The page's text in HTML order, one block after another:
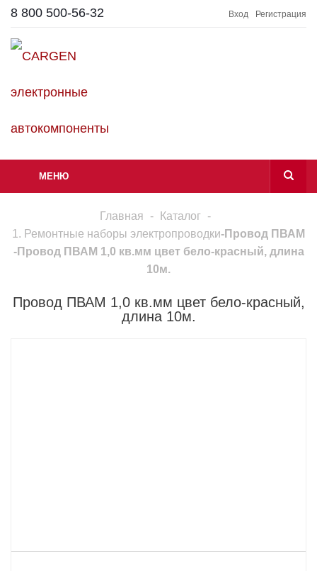
8 800 500-56-32 Вход Регистрация
МЕНЮ
Главная - Каталог -
1. Ремонтные наборы электропроводки-Провод ПВАМ
-Провод ПВАМ 1,0 кв.мм цвет бело-красный, длина
10м.
Провод ПВАМ 1,0 кв.мм цвет бело-красный,
длина 10м.